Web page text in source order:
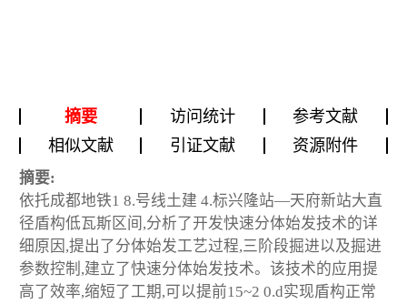
摘要 访问统计
参考文献
相似文献
引证文献 资源附件
摘要:
依托成都地铁1 8.号线土建 4.标兴隆站—天府新站大直
径盾构低瓦斯区间,分析了开发快速分体始发技术的详
细原因,提出了分体始发工艺过程,三阶段掘进以及掘进
参数控制,建立了快速分体始发技术。该技术的应用提
高了效率,缩短了工期,可以提前15~2 0.d实现盾构正常